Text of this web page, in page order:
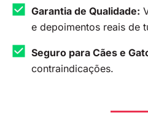
Garantia de Qualidade:
e depoimentos reais de
Seguro para Cães e
contraindicações.